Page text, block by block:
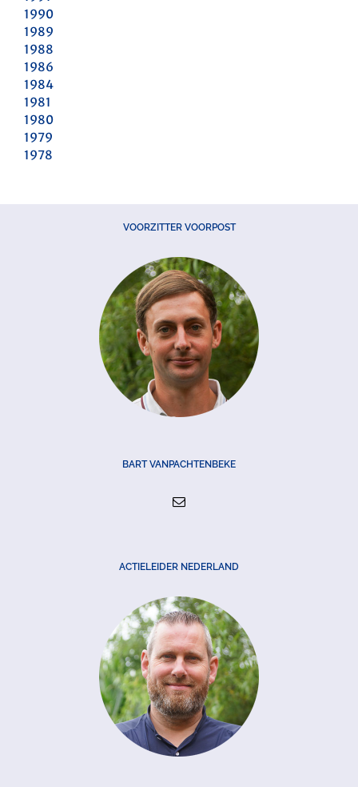
1990
1989
1988
1986
1984
1981
1980
1979
1978
VOORZITTER VOORPOST
BART VANPACHTENBEKE
ACTIELEIDER NEDERLAND